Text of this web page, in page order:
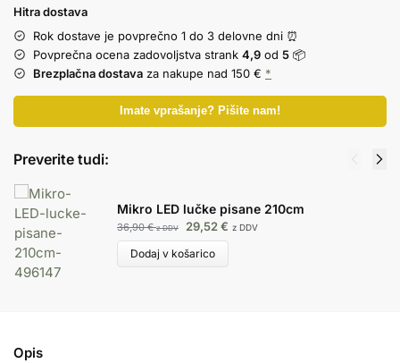
Hitra dostava
Rok dostave je povprečno 1 do 3 delovne dni ⏰
Povprečna ocena zadovoljstva strank 4,9 od 5 📦
Brezplačna dostava za nakupe nad 150 € *
Imate vprašanje? Pišite nam!
Preverite tudi:
Mikro LED lučke pisane 210cm
36,90€ z DDV 29,52 € z DDV
Dodaj v košarico
Opis